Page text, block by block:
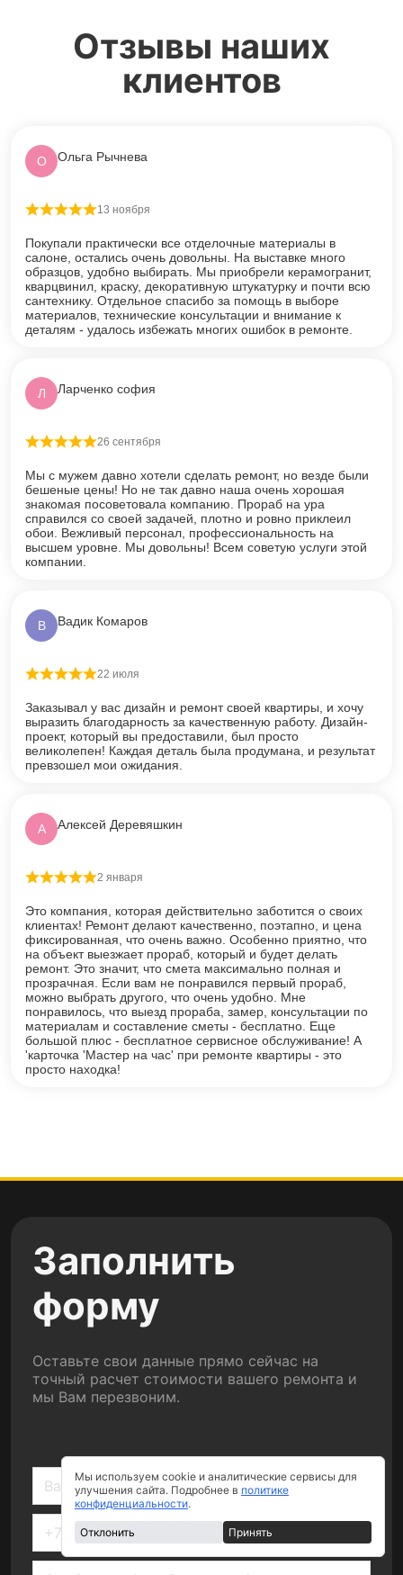
Отзывы наших
клиентов
О Ольга Рычнева
Оценка5из 5
13 ноября
Покупали практически все отделочные материалы в
салоне, остались очень довольны. На выставке много
образцов, удобно выбирать. Мы приобрели керамогранит,
кварцвинил, краску, декоративную штукатурку и почти всю
сантехнику. Отдельное спасибо за помощь в выборе
материалов, технические консультации и внимание к
деталям - удалось избежать многих ошибок в ремонте.
Л Ларченко софия
Оценка5из 5
26 сентября
Мы с мужем давно хотели сделать ремонт, но везде были
бешеные цены! Но не так давно наша очень хорошая
знакомая посоветовала компанию. Прораб на ура
справился со своей задачей, плотно и ровно приклеил
обои. Вежливый персонал, профессиональность на
высшем уровне. Мы довольны! Всем советую услуги этой
компании.
В Вадик Комаров
Оценка5из 5
22 июля
Заказывал у вас дизайн и ремонт своей квартиры, и хочу
выразить благодарность за качественную работу. Дизайн-
проект, который вы предоставили, был просто
великолепен! Каждая деталь была продумана, и результат
превзошел мои ожидания.
А Алексей Деревяшкин
Оценка5из 5
2 января
Это компания, которая действительно заботится о своих
клиентах! Ремонт делают качественно, поэтапно, и цена
фиксированная, что очень важно. Особенно приятно, что
на объект выезжает прораб, который и будет делать
ремонт. Это значит, что смета максимально полная и
прозрачная. Если вам не понравился первый прораб,
можно выбрать другого, что очень удобно. Мне
понравилось, что выезд прораба, замер, консультации по
материалам и составление сметы - бесплатно. Еще
большой плюс - бесплатное сервисное обслуживание! А
'карточка 'Мастер на час' при ремонте квартиры - это
просто находка!
Заполнить
форму
Оставьте свои данные прямо сейчас на
точный расчет стоимости вашего ремонта и
мы Вам перезвоним.
Мы используем cookie и аналитические сервисы для
улучшения сайта. Подробнее в политике
конфиденциальности.
Отклонить Принять